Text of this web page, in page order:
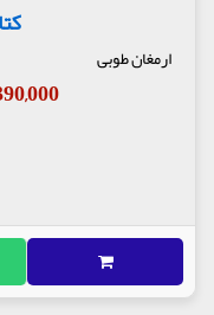
ارمغان طوبی
390,000